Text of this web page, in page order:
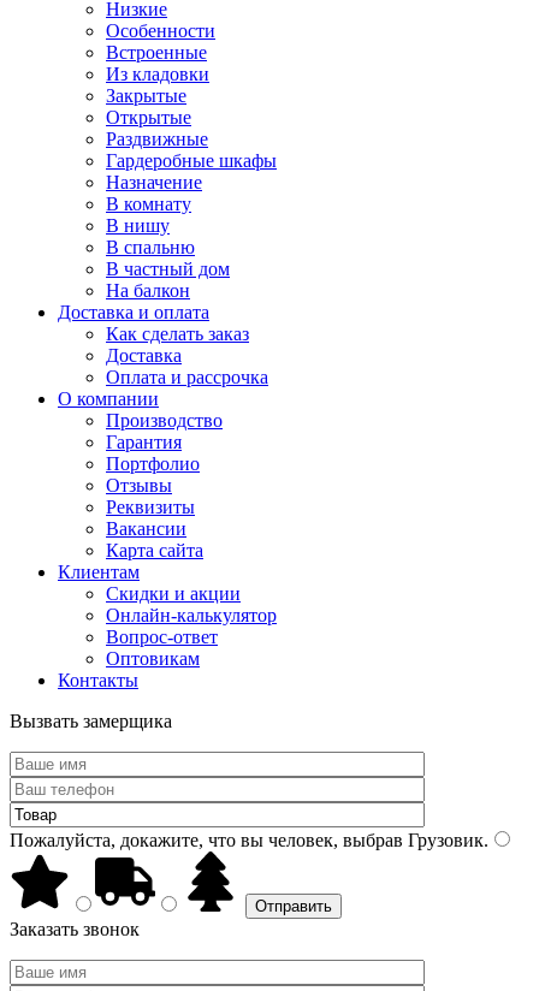
Низкие
Особенности
Встроенные
Из кладовки
Закрытые
Открытые
Раздвижные
Гардеробные шкафы
Назначение
В комнату
В нишу
В спальню
В частный дом
На балкон
Доставка и оплата
Как сделать заказ
Доставка
Оплата и рассрочка
О компании
Производство
Гарантия
Портфолио
Отзывы
Реквизиты
Вакансии
Карта сайта
Клиентам
Скидки и акции
Онлайн-калькулятор
Вопрос-ответ
Оптовикам
Контакты
Вызвать замерщика
Пожалуйста, докажите, что вы человек, выбрав Грузовик.
Заказать звонок